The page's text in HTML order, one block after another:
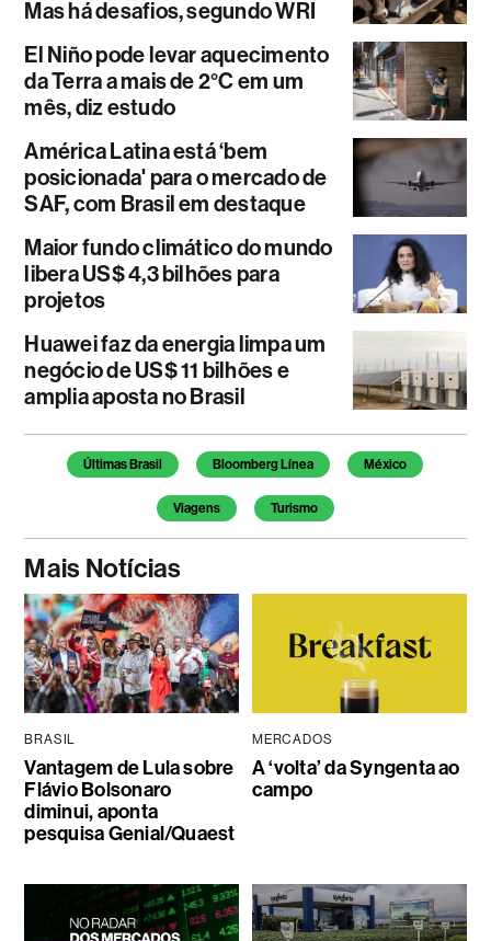
Mas há desafios, segundo WRI
El Niño pode levar aquecimento
da Terra a mais de 2°C em um
mês, diz estudo
América Latina está ‘bem
posicionada' para o mercado de
SAF, com Brasil em destaque
Maior fundo climático do mundo
libera US$ 4,3 bilhões para
projetos
Huawei faz da energia limpa um
negócio de US$ 11 bilhões e
amplia aposta no Brasil
Temas deste artigo
Últimas Brasil Bloomberg Línea México
Viagens Turismo
Mais Notícias
BRASIL
Vantagem de Lula sobre
Flávio Bolsonaro
diminui, aponta
pesquisa Genial/Quaest
MERCADOS
A ‘volta’ da Syngenta ao
campo